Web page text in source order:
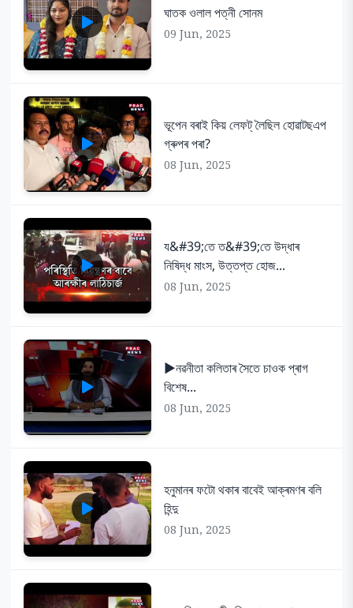
ঘাতক ওলাল পত্নী সোনম
09 Jun, 2025
ভূপেন বৰাই কিয় লেফট্ লৈছিল হোৱাটছএপ
গ্ৰুপৰ পৰা?
08 Jun, 2025
য&#39;তে ত&#39;তে উদ্ধাৰ
নিষিদ্ধ মাংস, উত্তপ্ত হোজ...
08 Jun, 2025
▶️নৱনীতা কলিতাৰ সৈতে চাওক প্ৰাগ
বিশেষ...
08 Jun, 2025
হনুমানৰ ফটো থকাৰ বাবেই আক্ৰমণৰ বলি
হিন্দু
08 Jun, 2025